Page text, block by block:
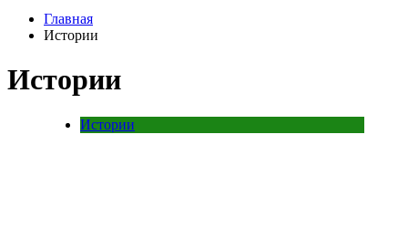
Главная
Истории
Истории
Истории